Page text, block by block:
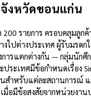
จังหวัดขอนแก่น
รายการ ครอบคลุม
ปต่างประเทศ ผู้รับมรด
ารแตกต่างกัน — กลุ่มนัก
ะเทศมีข้อกำหนดเรื่อง
สำหรับแต่ละสถานการ
อมีข้อสงสัยจากหน่วยงาน